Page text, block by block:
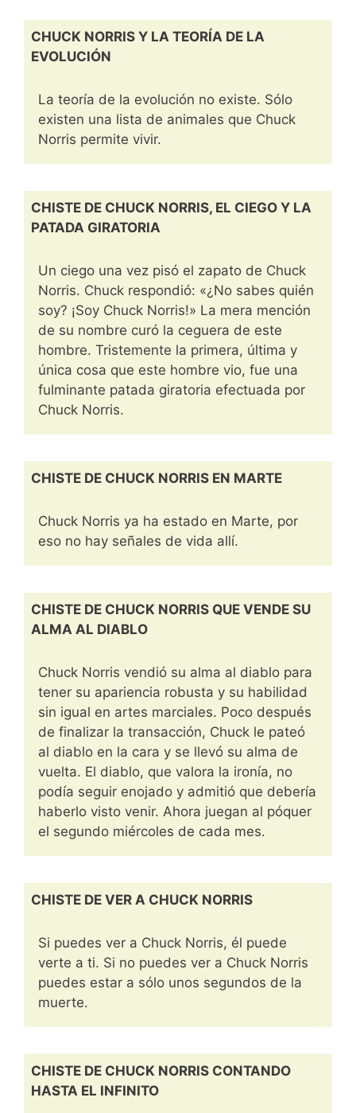
CHUCK NORRIS Y LA TEORÍA DE LA
EVOLUCIÓN
La teoría de la evolución no existe. Sólo
existen una lista de animales que Chuck
Norris permite vivir.
CHISTE DE CHUCK NORRIS, EL CIEGO Y LA
PATADA GIRATORIA
Un ciego una vez pisó el zapato de Chuck
Norris. Chuck respondió: «¿No sabes quién
soy? ¡Soy Chuck Norris!» La mera mención
de su nombre curó la ceguera de este
hombre. Tristemente la primera, última y
única cosa que este hombre vio, fue una
fulminante patada giratoria efectuada por
Chuck Norris.
CHISTE DE CHUCK NORRIS EN MARTE
Chuck Norris ya ha estado en Marte, por
eso no hay señales de vida allí.
CHISTE DE CHUCK NORRIS QUE VENDE SU
ALMA AL DIABLO
Chuck Norris vendió su alma al diablo para
tener su apariencia robusta y su habilidad
sin igual en artes marciales. Poco después
de finalizar la transacción, Chuck le pateó
al diablo en la cara y se llevó su alma de
vuelta. El diablo, que valora la ironía, no
podía seguir enojado y admitió que debería
haberlo visto venir. Ahora juegan al póquer
el segundo miércoles de cada mes.
CHISTE DE VER A CHUCK NORRIS
Si puedes ver a Chuck Norris, él puede
verte a ti. Si no puedes ver a Chuck Norris
puedes estar a sólo unos segundos de la
muerte.
CHISTE DE CHUCK NORRIS CONTANDO
HASTA EL INFINITO